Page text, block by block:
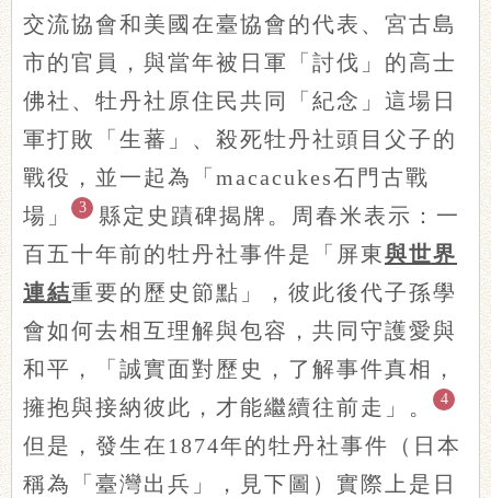
交流協會和美國在臺協會的代表、宮古島
市的官員，與當年被日軍「討伐」的高士
佛社、牡丹社原住民共同「紀念」這場日
軍打敗「生蕃」、殺死牡丹社頭目父子的
戰役，並一起為「macacukes石門古戰
場」
3
縣定史蹟碑揭牌。周春米表示：一
百五十年前的牡丹社事件是「屏東與世界
連結重要的歷史節點」，彼此後代子孫學
會如何去相互理解與包容，共同守護愛與
和平，「誠實面對歷史，了解事件真相，
擁抱與接納彼此，才能繼續往前走」。
4
但是，發生在1874年的牡丹社事件（日本
稱為「臺灣出兵」，見下圖）實際上是日